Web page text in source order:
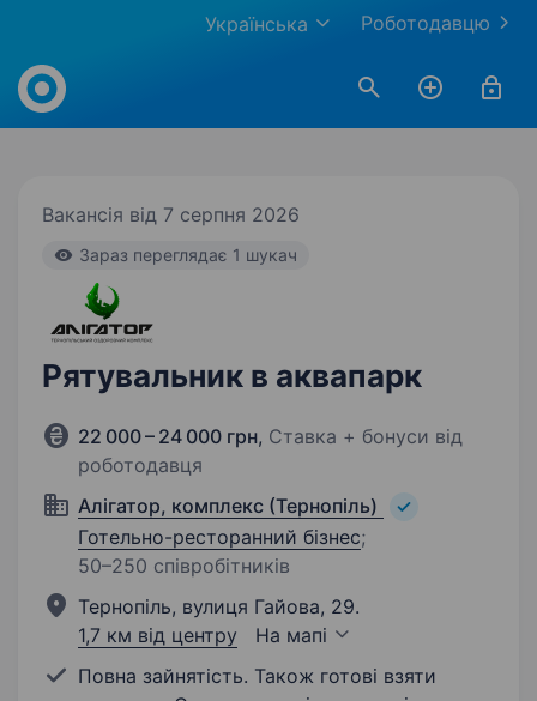
Роботодавцю
Українська
Work.ua
Вакансія від 7 серпня 2026
Зараз переглядає 1 шукач
Рятувальник в аквапарк
22 000 – 24 000 грн, Ставка + бонуси від
роботодавця
Алігатор, комплекс (Тернопіль)
Готельно-ресторанний бізнес;
50–250 співробітників
Тернопіль, вулиця Гайова, 29.
1,7 км від центру
На мапі
Повна зайнятість. Також готові взяти